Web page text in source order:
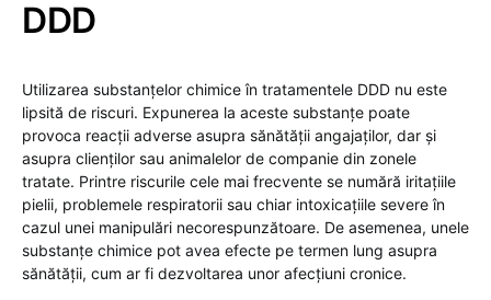
DDD
Utilizarea substanțelor chimice în tratamentele DDD nu este
lipsită de riscuri. Expunerea la aceste substanțe poate
provoca reacții adverse asupra sănătății angajaților, dar și
asupra clienților sau animalelor de companie din zonele
tratate. Printre riscurile cele mai frecvente se numără iritațiile
pielii, problemele respiratorii sau chiar intoxicațiile severe în
cazul unei manipulări necorespunzătoare. De asemenea, unele
substanțe chimice pot avea efecte pe termen lung asupra
sănătății, cum ar fi dezvoltarea unor afecțiuni cronice.